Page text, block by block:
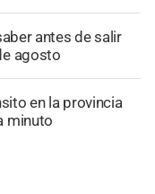
antes de salir
agosto
en la provincia
minuto